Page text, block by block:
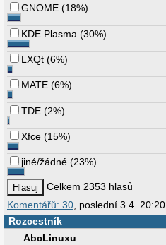
GNOME (18%)
KDE Plasma (30%)
LXQt (6%)
MATE (6%)
TDE (2%)
Xfce (15%)
jiné/žádné (23%)
Celkem 2353 hlasů
Komentářů: 30 , poslední 3.4. 20:20
Rozcestník
AbcLinuxu